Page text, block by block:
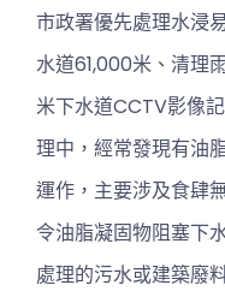
市政署優先處理水浸
水道61,000米、清理
米下水道CCTV影像
理中，經常發現有油
運作，主要涉及食肆
令油脂凝固物阻塞下
處理的污水或建築廢